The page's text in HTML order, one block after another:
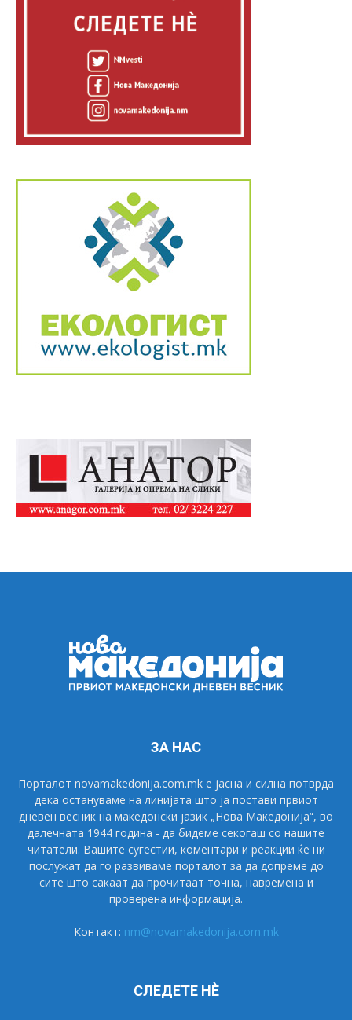
ЗА НАС
Порталот novamakedonija.com.mk е јасна и силна потврда
дека остануваме на линијата што ја постави првиот
дневен весник на македонски јазик „Нова Македонија“, во
далечната 1944 година - да бидеме секогаш со нашите
читатели. Вашите сугестии, коментари и реакции ќе ни
послужат да го развиваме порталот за да допреме до
сите што сакаат да прочитаат точна, навремена и
проверена информација.
Контакт: nm@novamakedonija.com.mk
СЛЕДЕТЕ НÈ